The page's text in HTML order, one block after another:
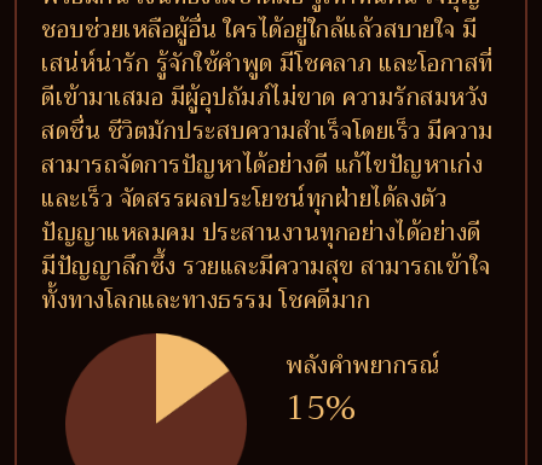
ชอบช่วยเหลือผู้อื่น ใครได้อยู่ใกล้แล้วสบายใจ มี
เสน่ห์น่ารัก รู้จักใช้คำพูด มีโชคลาภ และโอกาสที่
ดีเข้ามาเสมอ มีผู้อุปถัมภ์ไม่ขาด ความรักสมหวัง
สดชื่น ชีวิตมักประสบความสำเร็จโดยเร็ว มีความ
สามารถจัดการปัญหาได้อย่างดี แก้ไขปัญหาเก่ง
และเร็ว จัดสรรผลประโยชน์ทุกฝ่ายได้ลงตัว
ปัญญาแหลมคม ประสานงานทุกอย่างได้อย่างดี
มีปัญญาลึกซึ้ง รวยและมีความสุข สามารถเข้าใจ
ทั้งทางโลกและทางธรรม โชคดีมาก
พลังคำพยากรณ์
15%